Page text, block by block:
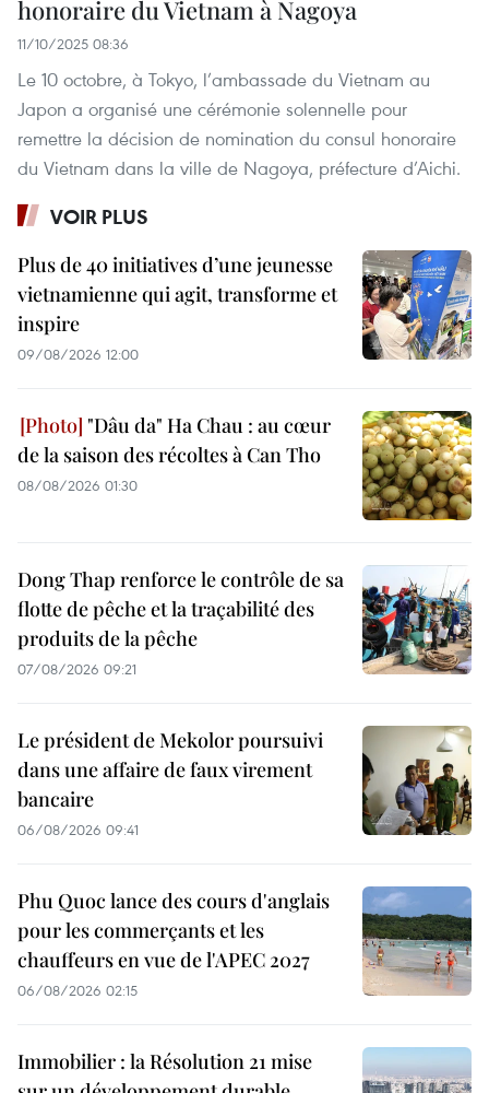
honoraire du Vietnam à Nagoya
11/10/2025 08:36
Le 10 octobre, à Tokyo, l’ambassade du Vietnam au
Japon a organisé une cérémonie solennelle pour
remettre la décision de nomination du consul honoraire
du Vietnam dans la ville de Nagoya, préfecture d’Aichi.
VOIR PLUS
Plus de 40 initiatives d’une jeunesse
vietnamienne qui agit, transforme et
inspire
09/08/2026 12:00
"Dâu da" Ha Chau : au cœur
de la saison des récoltes à Can Tho
08/08/2026 01:30
Dong Thap renforce le contrôle de sa
flotte de pêche et la traçabilité des
produits de la pêche
07/08/2026 09:21
Le président de Mekolor poursuivi
dans une affaire de faux virement
bancaire
06/08/2026 09:41
Phu Quoc lance des cours d'anglais
pour les commerçants et les
chauffeurs en vue de l'APEC 2027
06/08/2026 02:15
Immobilier : la Résolution 21 mise